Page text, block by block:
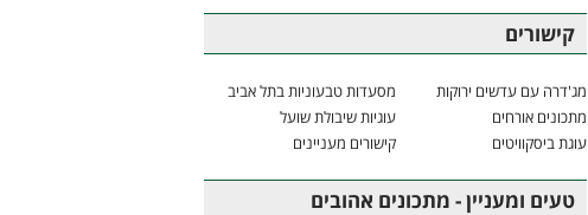
קישורים
מג'דרה עם עדשים ירוקות
מסעדות טבעוניות בתל אביב
מתכונים אורחים
עוגיות שיבולת שועל
עוגת ביסקוויטים
קישורים מעניינים
טעים ומעניין - מתכונים אהובים